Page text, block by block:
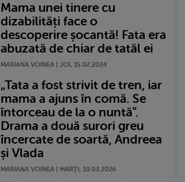
Mama unei tinere cu
dizabilități face o
descoperire șocantă! Fata era
abuzată de chiar de tatăl ei
MARIANA VOINEA | JOI, 15.02.2024
„Tata a fost strivit de tren, iar
mama a ajuns în comă. Se
întorceau de la o nuntă".
Drama a două surori greu
încercate de soartă, Andreea
și Vlada
MARIANA VOINEA | MARŢI, 10.03.2026